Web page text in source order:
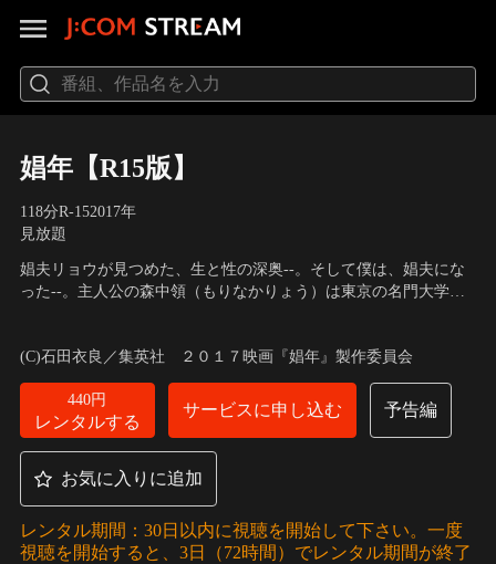
娼年【R15版】
118分R-152017年
見放題
娼夫リョウが見つめた、生と性の深奥--。そして僕は、娼夫にな
った--。主人公の森中領（もりなかりょう）は東京の名門大学
(C)石田衣良／集英社 ２０１７映画『娼年』製作委員会
440円
レンタルする
サービスに申し込む 予告編
お気に入りに追加
レンタル期間：30日以内に視聴を開始して下さい。一度
視聴を開始すると、3日（72時間）でレンタル期間が終了